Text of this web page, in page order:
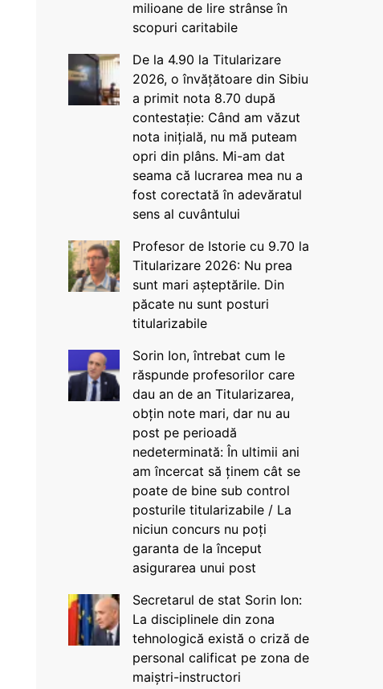
milioane de lire strânse în
scopuri caritabile
De la 4.90 la Titularizare
2026, o învățătoare din Sibiu
a primit nota 8.70 după
contestație: Când am văzut
nota inițială, nu mă puteam
opri din plâns. Mi-am dat
seama că lucrarea mea nu a
fost corectată în adevăratul
sens al cuvântului
Profesor de Istorie cu 9.70 la
Titularizare 2026: Nu prea
sunt mari așteptările. Din
păcate nu sunt posturi
titularizabile
Sorin Ion, întrebat cum le
răspunde profesorilor care
dau an de an Titularizarea,
obțin note mari, dar nu au
post pe perioadă
nedeterminată: În ultimii ani
am încercat să ținem cât se
poate de bine sub control
posturile titularizabile / La
niciun concurs nu poți
garanta de la început
asigurarea unui post
Secretarul de stat Sorin Ion:
La disciplinele din zona
tehnologică există o criză de
personal calificat pe zona de
maiștri-instructori